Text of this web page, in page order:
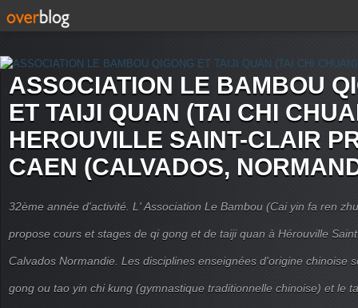
ASSOCIATION LE BAMBOU
ET TAIJI QUAN (TAI CHI
HEROUVILLE SAINT-CLAIR
CAEN (CALVADOS,
32ème année d'activité. L' Association Le Bambou (Cai yin fa ren
propose cours et stages de qi gong et de taiji quan à Hérouville
Calvados Normandie. Les disciplines enseignées d'origine chinoise
gong ou tao yin chi kung (gymnastique traditionnelle chinoise) et le